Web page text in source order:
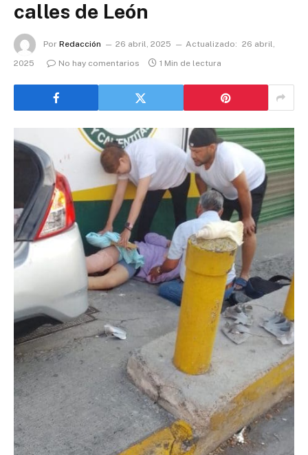
calles de León
Por Redacción 26 abril, 2025 Actualizado: 26 abril,
2025
No hay comentarios 1 Min de lectura